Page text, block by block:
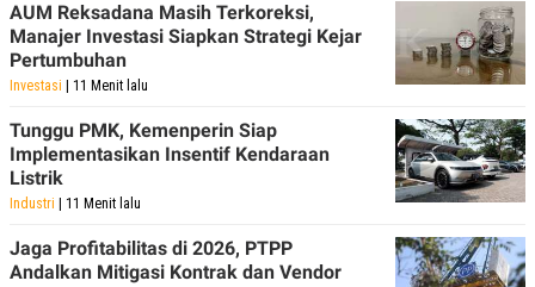
AUM Reksadana Masih Terkoreksi,
Manajer Investasi Siapkan Strategi Kejar
Pertumbuhan
Investasi | 11 Menit lalu
Tunggu PMK, Kemenperin Siap
Implementasikan Insentif Kendaraan
Listrik
Industri | 11 Menit lalu
Jaga Profitabilitas di 2026, PTPP
Andalkan Mitigasi Kontrak dan Vendor